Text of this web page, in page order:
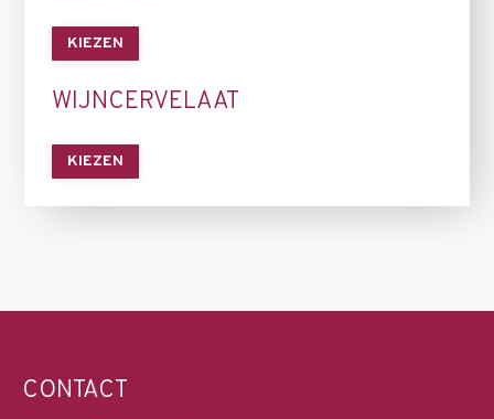
KIEZEN
WIJNCERVELAAT
KIEZEN
CONTACT